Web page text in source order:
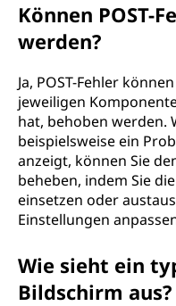
Können POST-
werden?
Ja, POST-Fehler
jeweiligen
hat, behoben werden.
beispielsweise ein
anzeigt, können Sie
beheben, indem Sie
einsetzen oder
Einstellungen
Wie sieht ein
Bildschirm aus?